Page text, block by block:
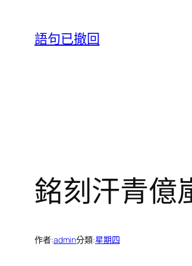
語句已撤回
銘刻汗青億
作者:admin分類:星期四